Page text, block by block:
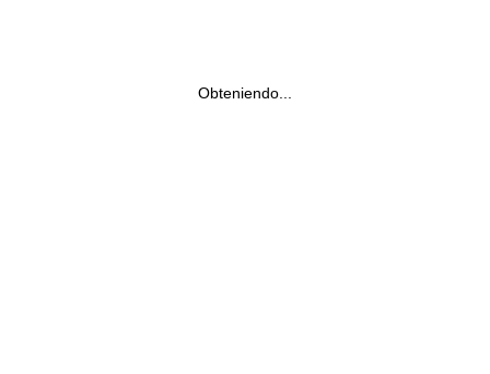
Obteniendo...